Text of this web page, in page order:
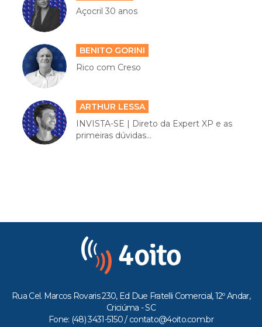
Açocril 30 anos
BENITO GORINI
Rico com Creso
ARTHUR LESSA
INVISTA-SE | Direto da Expert XP e as
primeiras dúvidas...
Rua Cel. Marcos Rovaris 230, Ed Due Fratelli Comercial, 12º Andar,
Criciúma - SC
Fone: (48) 3431-5150 / contato@4oito.com.br